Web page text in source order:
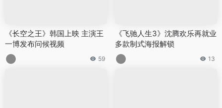
《长空之王》韩国上映 主演王
一博发布问候视频
59
《飞驰人生3》沈腾欢乐再就业
多款制式海报解锁
13